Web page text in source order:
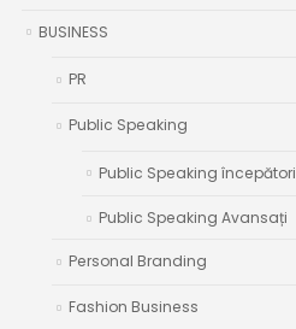
BUSINESS
PR
Public Speaking
Public Speaking începători
Public Speaking Avansați
Personal Branding
Fashion Business